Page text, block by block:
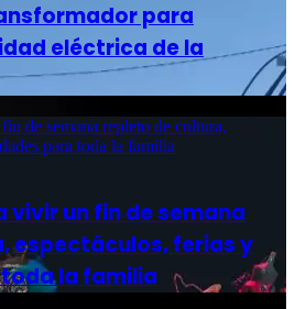
para
eléctrica de la
de semana repleto de cultura,
para toda la familia
vivir un fin de semana
espectáculos, ferias y
la familia